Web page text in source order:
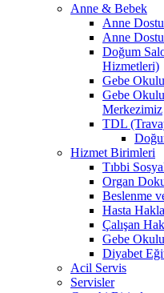
Anne & Bebek
Anne
Anne
Doğum
Hizmetleri)
Gebe Okulu
Gebe
Merkezimiz
TDL
Hizmet Birimleri
Tıbbi
Organ
Beslenme
Hasta
Çalışan
Gebe Okulu
Diyabet
Acil Servis
Servisler